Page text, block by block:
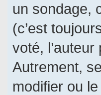
un sondage,
(c’est
voté,
Autrement,
modifier ou